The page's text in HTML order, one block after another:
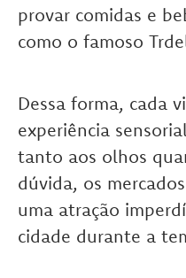
provar comidas e
como o famoso
Dessa forma, cada
experiência
tanto aos olhos
dúvida, os
uma atração
cidade durante a